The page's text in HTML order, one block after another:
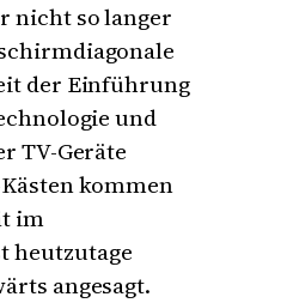
nicht so langer
der Einführung
und
TV-Geräte
kommen
im
heutzutage
angesagt.